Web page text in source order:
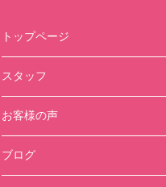
トップページ
スタッフ
お客様の声
ブログ